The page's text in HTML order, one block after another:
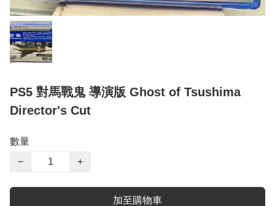
PS5 對馬戰鬼 導演版 Ghost of Tsushima
Director's Cut
數量
−
+
加至購物車